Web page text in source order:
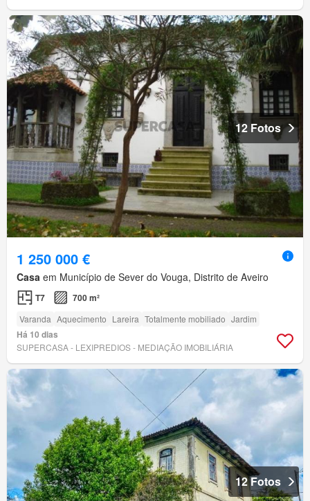
12 Fotos
1 250 000 €
Casa em Município de Sever do Vouga, Distrito de Aveiro
T7 700 m²
Varanda Aquecimento Lareira Totalmente mobiliado Jardim
Há 10 dias
SUPERCASA - LEXIPREDIOS - MEDIAÇÃO IMOBILIÁRIA
12 Fotos